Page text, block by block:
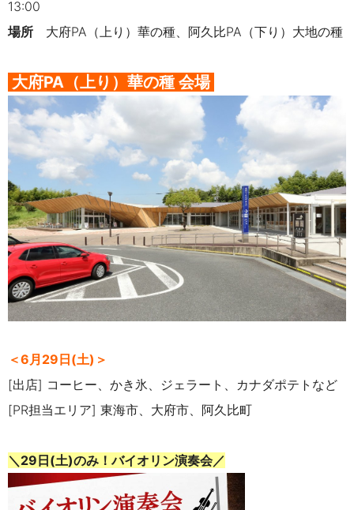
13:00
場所 大府PA（上り）華の種、阿久比PA（下り）大地の種
大府PA（上り） 華の種 会場
＜6月29日(土)＞
[出店] コーヒー、かき氷、ジェラート、カナダポテトなど
[PR担当エリア] 東海市、大府市、阿久比町
＼29日(土)のみ！バイオリン演奏会／